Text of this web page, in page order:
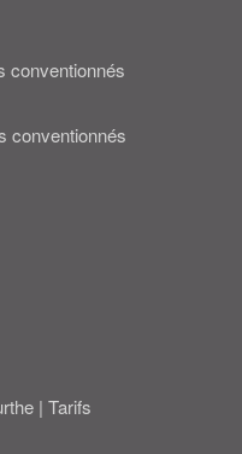
conventionnés
conventionnés
| Tarifs